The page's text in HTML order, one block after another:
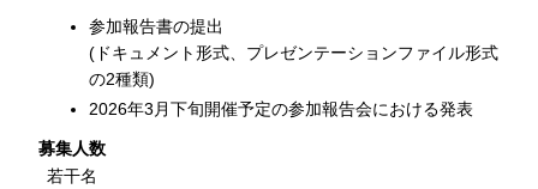
参加報告書の提出
(ドキュメント形式、プレゼンテーションファイル形式
の2種類)
2026年3月下旬開催予定の参加報告会における発表
募集人数
若干名